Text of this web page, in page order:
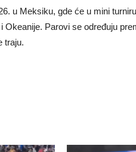
u Meksiku, gde će u mini
Parovi se određuju
traju.